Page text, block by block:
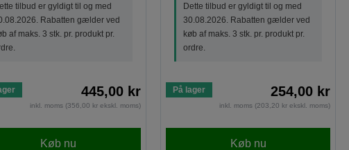
tilbud er gyldigt til og med
Rabatten gælder ved
af maks. 3 stk. pr. produkt pr.
445,00 kr
inkl. moms (356,00 kr ekskl. moms)
Køb nu
Dette tilbud er gyldigt til og med
30.08.2026. Rabatten gælder ved
køb af maks. 3 stk. pr. produkt pr.
ordre.
På lager 254,00 kr
inkl. moms (203,20 kr ekskl. moms)
Køb nu